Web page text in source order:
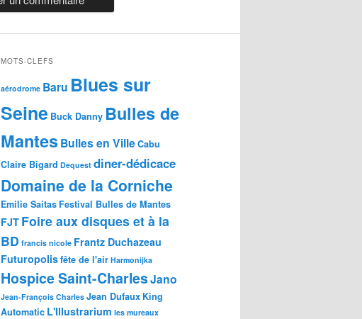
MOTS-CLEFS
aérodrome Baru Blues sur
Seine Buck Danny Bulles de
MantesBulles en VilleCabu
Claire Bigard Dequest diner-dédicace
Domaine de la Corniche
Emilie Saitas Festival Bulles de Mantes
FJT Foire aux disques et à la
BD francis nicole Frantz Duchazeau
Futuropolisfête de l'air Harmonijka
Hospice Saint-CharlesJano
Jean-François Charles Jean Dufaux King
Automatic L'Illustrarium les mureaux